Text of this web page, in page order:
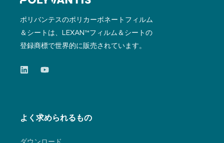
ポリバンテスのポリカーボネートフィルム
＆シートは、LEXAN™フィルム＆シートの
登録商標で世界的に販売されています。
よく求められるもの